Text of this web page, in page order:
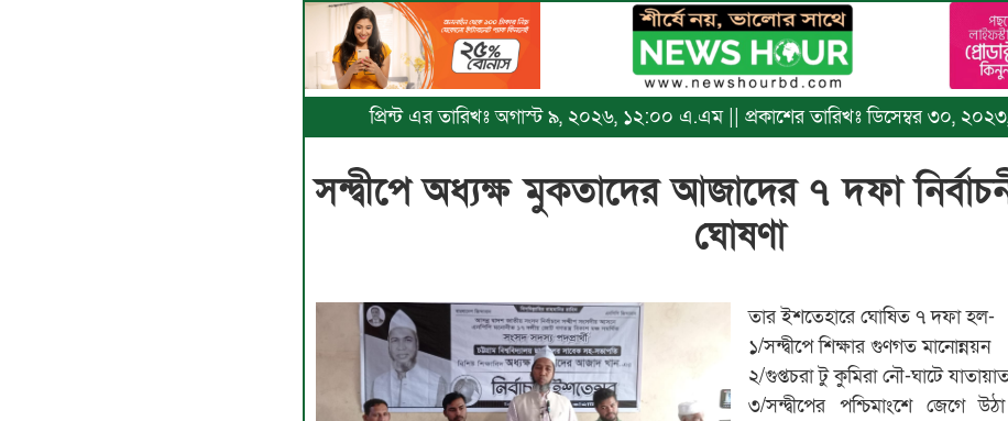
প্রিন্ট এর তারিখঃ অগাস্ট ৯, ২০২৬, ১২:০০ এ.এম || প্রকাশের তারিখঃ ডিসেম্বর ৩০,
সন্দ্বীপে অধ্যক্ষ মুকতাদের আজাদের ৭ দফা
ঘোষণা
তার ইশতেহারে ঘোষিত ৭ দফা হল-
১/সন্দ্বীপে শিক্ষার গুণগত মানোন্নয়ন
২/গুপ্তচরা টু কুমিরা নৌ-ঘাটে
৩/সন্দ্বীপের পশ্চিমাংশে জেগে